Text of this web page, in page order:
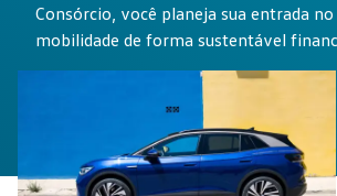
Consórcio, você planeja sua entrada
mobilidade de forma sustentável